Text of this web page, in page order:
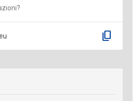
content_copy